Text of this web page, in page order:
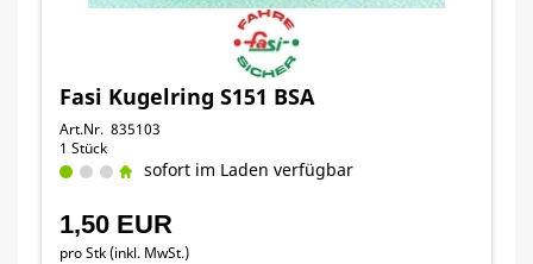
Fasi Kugelring S151 BSA
Art.Nr. 835103
1 Stück
sofort im Laden verfügbar
1,50 EUR
pro Stk (inkl. MwSt.)